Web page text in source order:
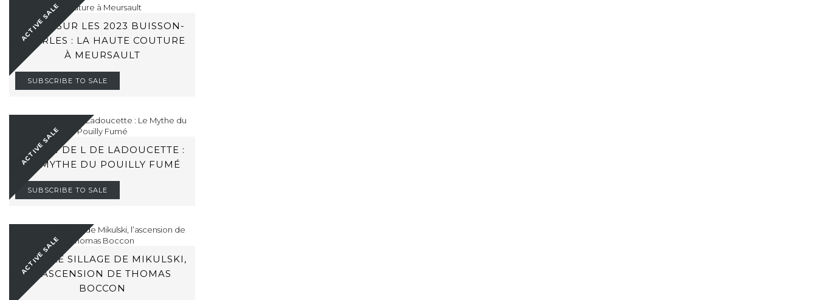
ZOOM SUR LES 2023 BUISSON-
CHARLES : LA HAUTE COUTURE
À MEURSAULT
SUBSCRIBE TO SALE
ACTIVE SALE
BARON DE L DE LADOUCETTE :
LE MYTHE DU POUILLY FUMÉ
SUBSCRIBE TO SALE
ACTIVE SALE
DANS LE SILLAGE DE MIKULSKI,
L’ASCENSION DE THOMAS
BOCCON
ACTIVE SALE